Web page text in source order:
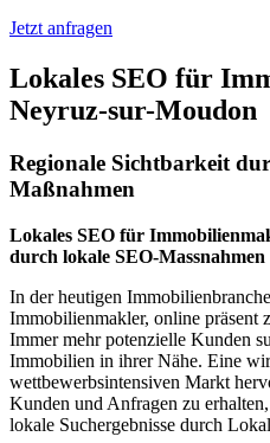
Jetzt anfragen
Lokales SEO für
Neyruz-sur-Moudon
Regionale Sichtbarkeit
Maßnahmen
Lokales SEO für
durch lokale SEO-Massnahmen
In der heutigen
Immobilienmakler, online präsent
Immer mehr potenzielle Kunden
Immobilien in ihrer Nähe. Eine
wettbewerbsintensiven Markt
Kunden und Anfragen zu
lokale Suchergebnisse durch